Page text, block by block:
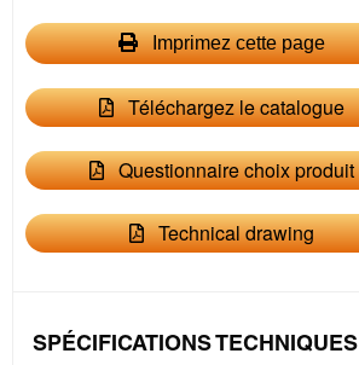
Imprimez cette page
Téléchargez le catalogue
Questionnaire choix produit
Technical drawing
SPÉCIFICATIONS TECHNIQUES